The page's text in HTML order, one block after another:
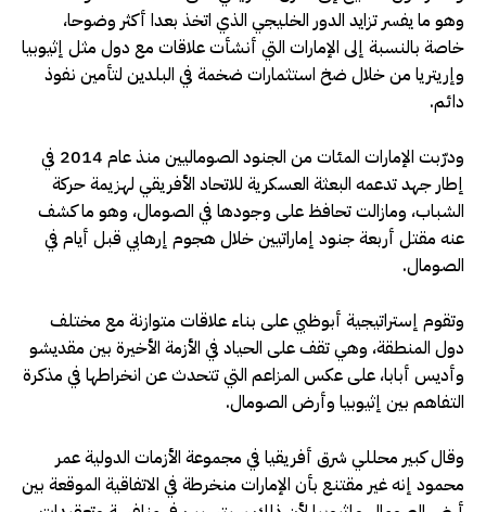
وهو ما يفسر تزايد الدور الخليجي الذي اتخذ بعدا أكثر وضوحا،
خاصة بالنسبة إلى الإمارات التي أنشأت علاقات مع دول مثل إثيوبيا
وإريتريا من خلال ضخ استثمارات ضخمة في البلدين لتأمين نفوذ
دائم.
ودرّبت الإمارات المئات من الجنود الصوماليين منذ عام 2014 في
إطار جهد تدعمه البعثة العسكرية للاتحاد الأفريقي لهزيمة حركة
الشباب، ومازالت تحافظ على وجودها في الصومال، وهو ما كشف
عنه مقتل أربعة جنود إماراتيين خلال هجوم إرهابي قبل أيام في
الصومال.
وتقوم إستراتيجية أبوظبي على بناء علاقات متوازنة مع مختلف
دول المنطقة، وهي تقف على الحياد في الأزمة الأخيرة بين مقديشو
وأديس أبابا، على عكس المزاعم التي تتحدث عن انخراطها في مذكرة
التفاهم بين إثيوبيا وأرض الصومال.
وقال كبير محللي شرق أفريقيا في مجموعة الأزمات الدولية عمر
محمود إنه غير مقتنع بأن الإمارات منخرطة في الاتفاقية الموقعة بين